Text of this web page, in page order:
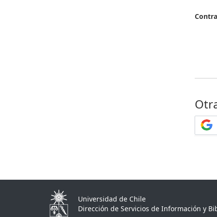
Universidad de Chile
Dirección de Servicios de Información y